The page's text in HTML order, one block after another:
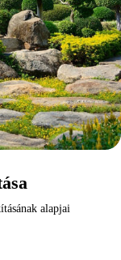
alapjai